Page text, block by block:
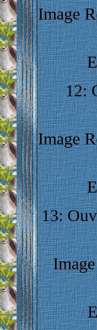
Image
12:
Image
13: